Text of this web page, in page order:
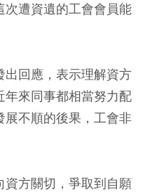
遭資遺的工會會員能
回應，表示理解資方
來同事都相當努力配
不順的後果，工會非
方關切，爭取到自願